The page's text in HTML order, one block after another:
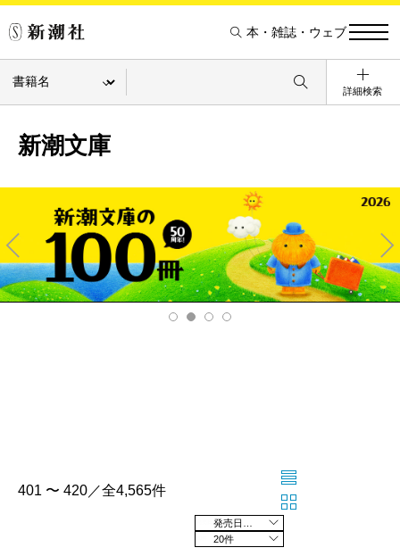
本・雑誌・ウェブ
詳細検索
新潮文庫
Pre
v
Ne
xt
401 〜 420／全4,565件
20件